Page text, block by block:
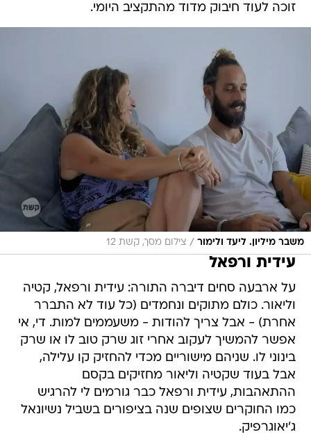
זוכה לעוד חיבוק מדוד מהתקציב היומי.
משבר מיליון. ליעד ולימור / צילום מסך, קשת 12
עידית ורפאל
על ארבעה סחים דיברה התורה: עידית ורפאל, קטיה
וליאור. כולם מתוקים ונחמדים (כל עוד לא התברר
אחרת) - אבל צריך להודות - משעממים למות. די, אי
אפשר להמשיך לעקוב אחרי זוג שרק טוב לו או שרק
בינוני לו. שניהם מישוריים מכדי להחזיק קו עלילה,
אבל בעוד שקטיה וליאור מחזיקים בקסם
ההתאהבות, עידית ורפאל כבר גורמים לי להרגיש
כמו החוקרים שצופים שנה בציפורים בשביל נשיונאל
ג'יאוגרפיק.